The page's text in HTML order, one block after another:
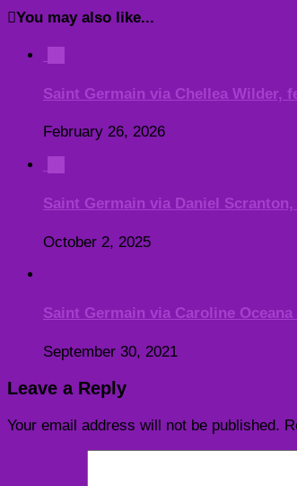
You may also like...
Saint Germain via Chellea Wilder,
February 26, 2026
Saint Germain via Daniel Scranton,
October 2, 2025
Saint Germain via Caroline Oceana
September 30, 2021
Leave a Reply
Your email address will not be published.